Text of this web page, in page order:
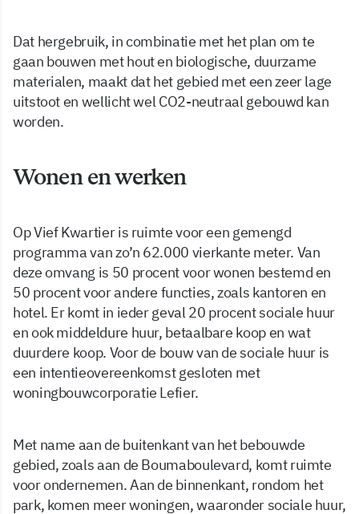
Dat hergebruik, in combinatie met het plan om te
gaan bouwen met hout en biologische, duurzame
materialen, maakt dat het gebied met een zeer lage
uitstoot en wellicht wel CO2-neutraal gebouwd kan
worden.
Wonen en werken
Op Vief Kwartier is ruimte voor een gemengd
programma van zo’n 62.000 vierkante meter. Van
deze omvang is 50 procent voor wonen bestemd en
50 procent voor andere functies, zoals kantoren en
hotel. Er komt in ieder geval 20 procent sociale huur
en ook middeldure huur, betaalbare koop en wat
duurdere koop. Voor de bouw van de sociale huur is
een intentieovereenkomst gesloten met
woningbouwcorporatie Lefier.
Met name aan de buitenkant van het bebouwde
gebied, zoals aan de Boumaboulevard, komt ruimte
voor ondernemen. Aan de binnenkant, rondom het
park, komen meer woningen, waaronder sociale huur,